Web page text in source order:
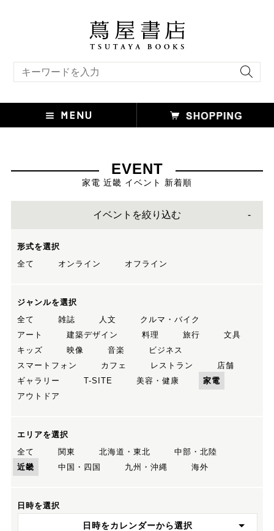
EVENT
家電 近畿 イベント 新着順
イベントを絞り込む
形式を選択
全て
オンライン オフライン
ジャンルを選択
全て
雑誌 人文
クルマ・バイク
アート
建築デザイン 料理 旅行
文具
キッズ
映像 音楽
ビジネス
スマートフォン
カフェ レストラン
店舗
ギャラリー
T-SITE 美容・健康
家電
アウトドア
エリアを選択
全て
関東 北海道・東北
中部・北陸
近畿
中国・四国 九州・沖縄 海外
日時を選択
日時をカレンダーから選択